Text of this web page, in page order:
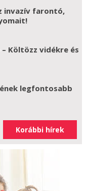
invazív farontó,
Költözz vidékre és
legfontosabb
Korábbi hírek